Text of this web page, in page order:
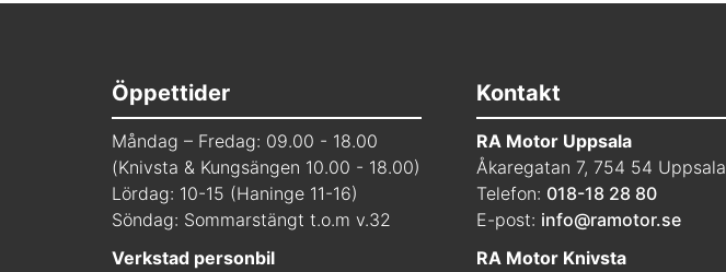
Öppettider
Måndag – Fredag: 09.00 - 18.00
(Knivsta & Kungsängen 10.00 - 18.00)
Lördag: 10-15 (Haninge 11-16)
Söndag: Sommarstängt t.o.m v.32
Verkstad personbil
Kontakt
RA Motor Uppsala
Åkaregatan 7, 754 54 Uppsala
Telefon: 018-18 28 80
E-post: info@ramotor.se
RA Motor Knivsta